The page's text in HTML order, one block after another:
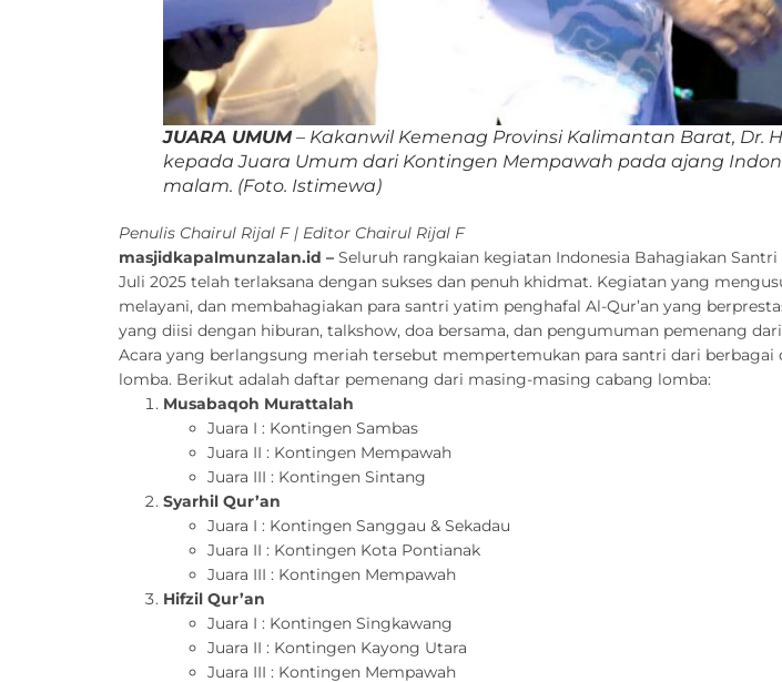
JUARA UMUM– Kakanwil Kemenag Provinsi Kalimantan Barat, Dr.
kepada Juara Umum dari Kontingen Mempawah pada ajang
malam. (Foto. Istimewa)
Penulis Chairul Rijal F | Editor Chairul Rijal F
masjidkapalmunzalan.id – Seluruh rangkaian kegiatan Indonesia Bahagiakan
Juli 2025 telah terlaksana dengan sukses dan penuh khidmat. Kegiatan yang
melayani, dan membahagiakan para santri yatim penghafal Al-Qur’an yang
yang diisi dengan hiburan, talkshow, doa bersama, dan pengumuman pemenang
Acara yang berlangsung meriah tersebut mempertemukan para santri dari
lomba. Berikut adalah daftar pemenang dari masing-masing cabang lomba:
Musabaqoh Murattalah
Juara I : Kontingen Sambas
Juara II : Kontingen Mempawah
Juara III : Kontingen Sintang
Syarhil Qur’an
Juara I : Kontingen Sanggau & Sekadau
Juara II : Kontingen Kota Pontianak
Juara III : Kontingen Mempawah
Hifzil Qur’an
Juara I : Kontingen Singkawang
Juara II : Kontingen Kayong Utara
Juara III : Kontingen Mempawah